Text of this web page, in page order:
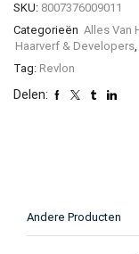
SKU: 8007376009011
Categorieën Alles Van
Haarverf & Developers,
Tag: Revlon
Delen:
Andere Producten